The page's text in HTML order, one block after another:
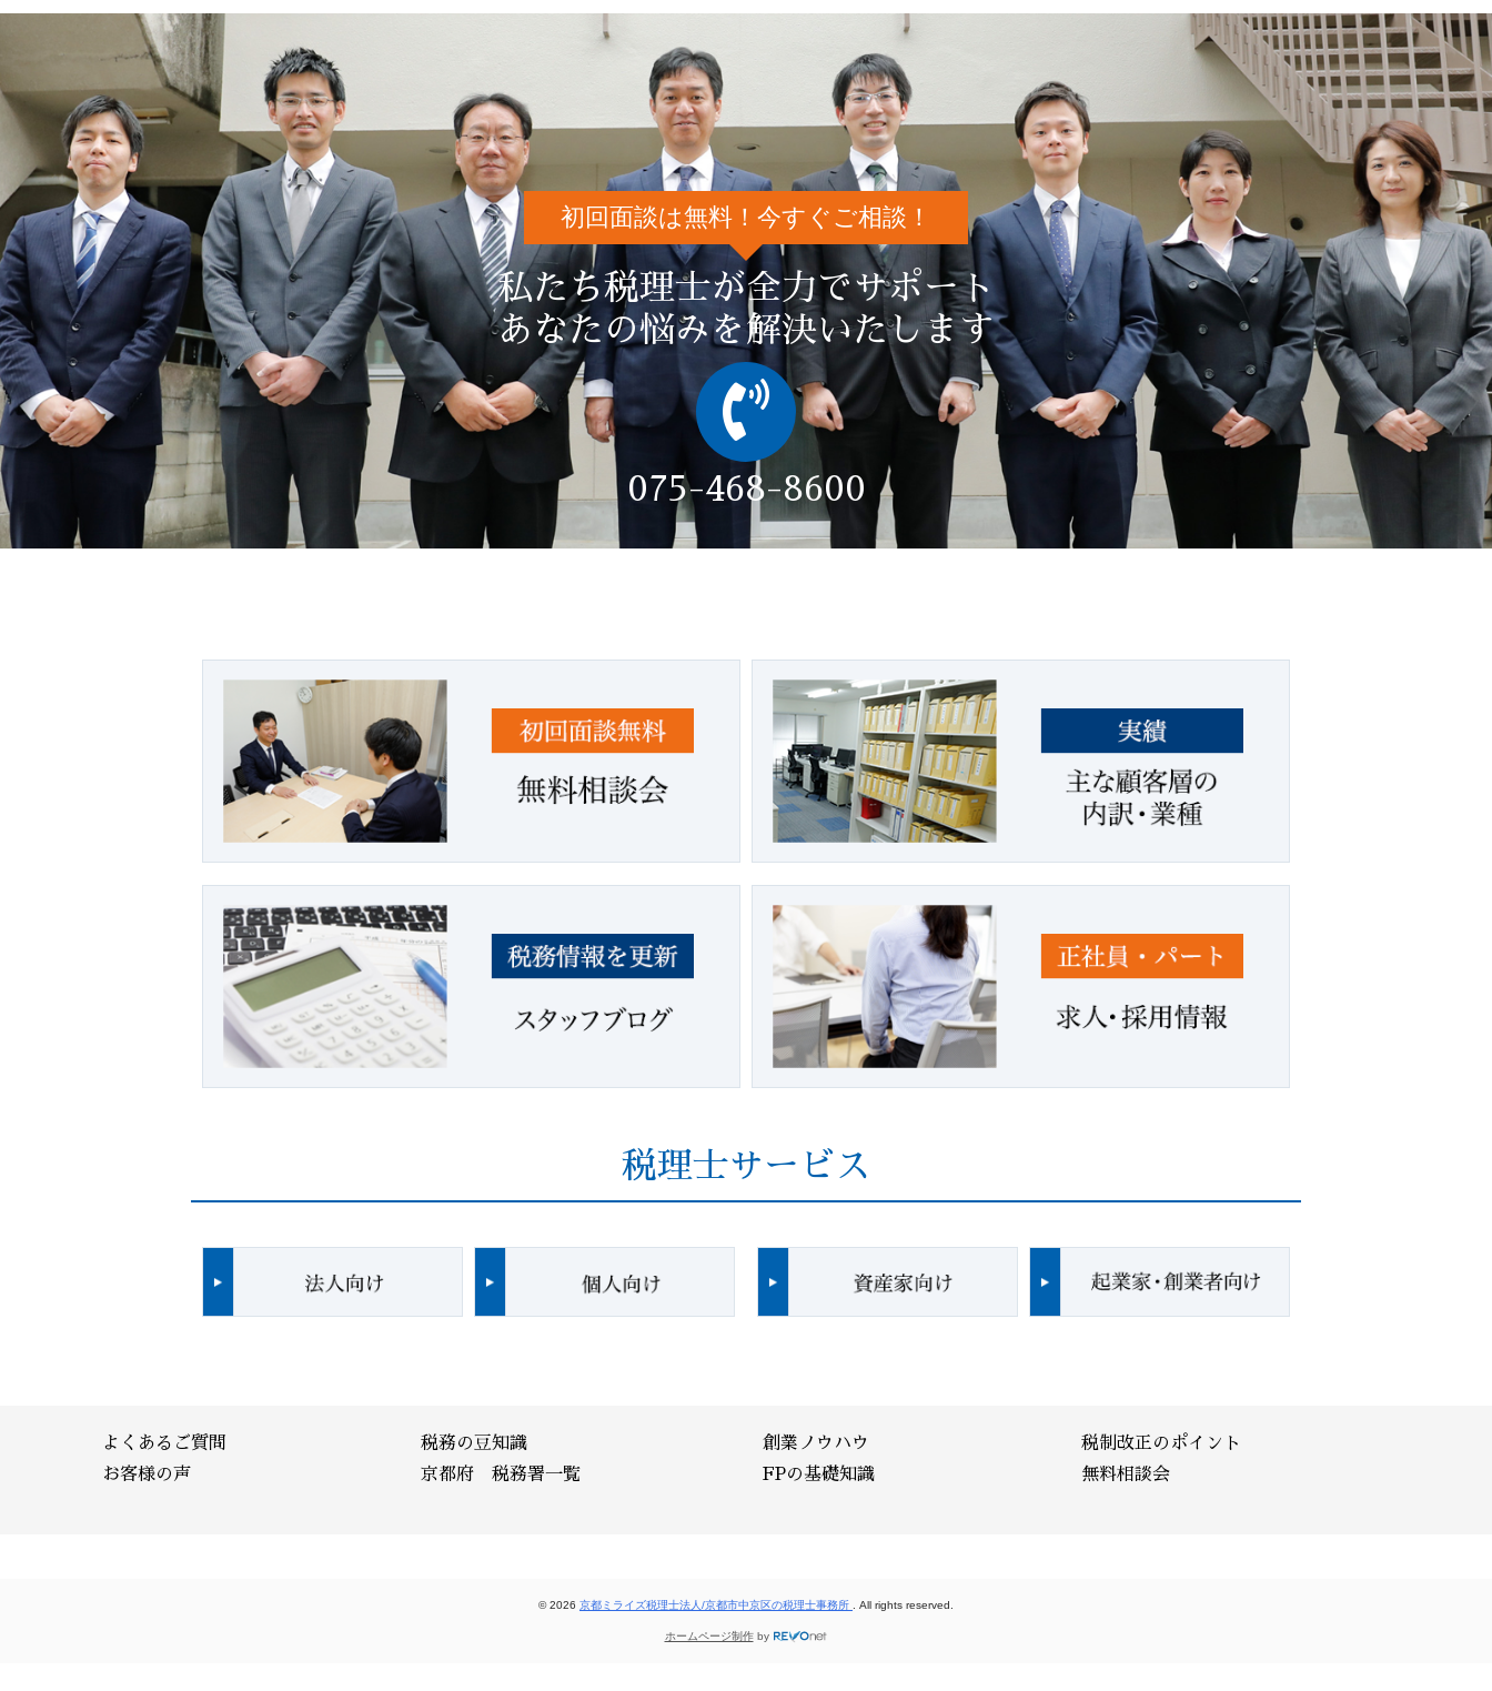
初回面談は無料！今すぐご相談！
私たち税理士が全力でサポート
あなたの悩みを解決いたします
075-468-8600
税理士サービス
よくあるご質問
お客様の声
税務の豆知識
京都府 税務署一覧
創業ノウハウ
FPの基礎知識
税制改正のポイント
無料相談会
© 2026 京都ミライズ税理士法人/京都市中京区の税理士事務所 . All rights reserved.
ホームページ制作by